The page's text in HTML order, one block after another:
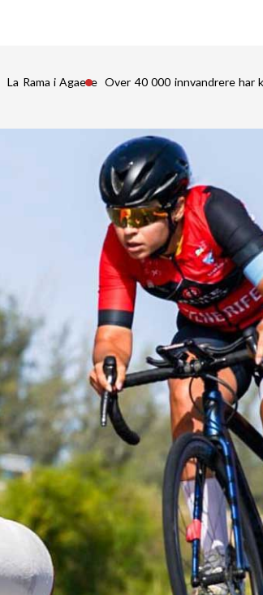
La Rama i Agaete Over 40 000 innvandrere har